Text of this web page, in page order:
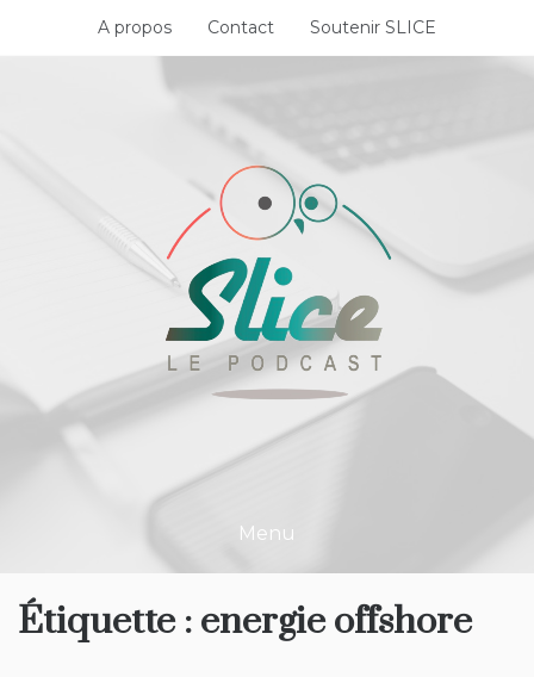
A propos Contact Soutenir SLICE
Menu
Étiquette : energie offshore